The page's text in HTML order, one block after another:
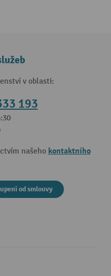
v oblasti:
193
našeho kontaktního
od smlouvy